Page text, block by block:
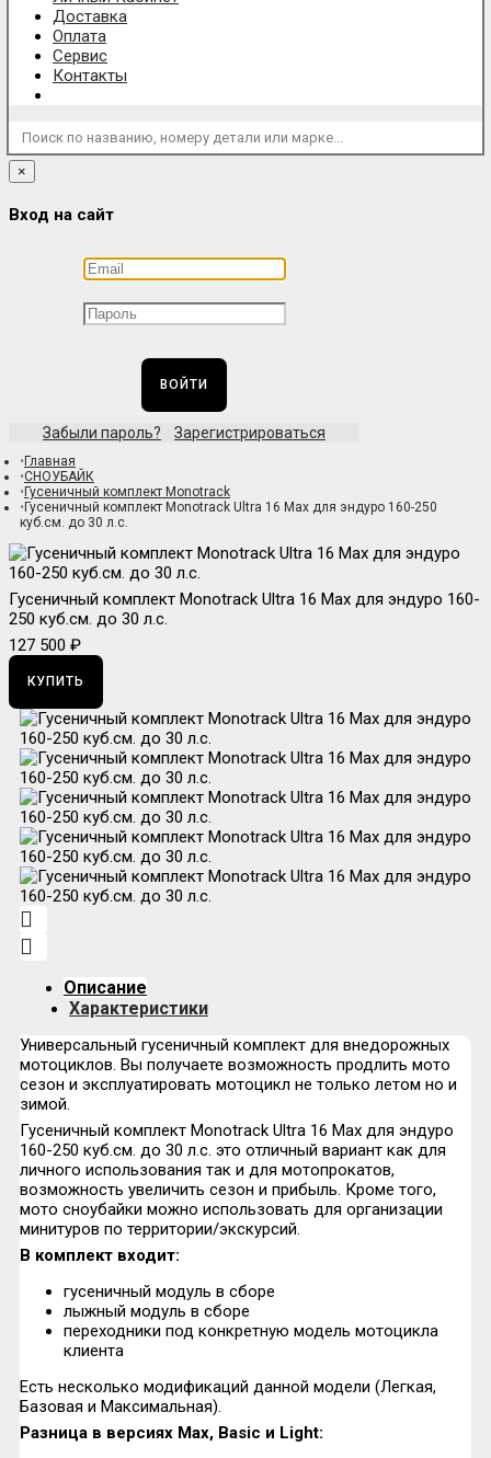
Доставка
Оплата
Сервис
Контакты
Поиск по названию, номеру детали или марке...
×
Вход на сайт
ВОЙТИ
Забыли пароль? Зарегистрироваться
Главная
СНОУБАЙК
Гусеничный комплект Monotrack
Гусеничный комплект Monotrack Ultra 16 Max для эндуро 160-250
куб.см. до 30 л.с.
Гусеничный комплект Monotrack Ultra 16 Max для эндуро 160-
250 куб.см. до 30 л.с.
127 500 ₽
КУПИТЬ
Описание
Характеристики
Универсальный гусеничный комплект для внедорожных
мотоциклов. Вы получаете возможность продлить мото
сезон и эксплуатировать мотоцикл не только летом но и
зимой.
Гусеничный комплект Monotrack Ultra 16 Max для эндуро
160-250 куб.см. до 30 л.с. это отличный вариант как для
личного использования так и для мотопрокатов,
возможность увеличить сезон и прибыль. Кроме того,
мото сноубайки можно использовать для организации
минитуров по территории/экскурсий.
В комплект входит:
гусеничный модуль в сборе
лыжный модуль в сборе
переходники под конкретную модель мотоцикла
клиента
Есть несколько модификаций данной модели (Легкая,
Базовая и Максимальная).
Разница в версиях Max, Basic и Light: